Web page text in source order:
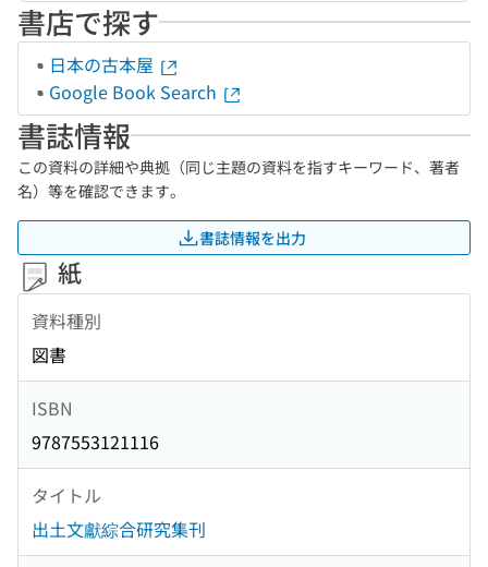
書店で探す
日本の古本屋
Google Book Search
書誌情報
この資料の詳細や典拠（同じ主題の資料を指すキーワード、著者
名）等を確認できます。
書誌情報を出力
紙
資料種別
図書
ISBN
9787553121116
タイトル
出土文獻綜合研究集刊